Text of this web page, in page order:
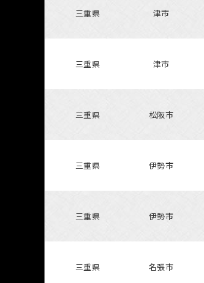
三重県 津市
三重県 津市
三重県 松阪市
三重県 伊勢市
三重県 伊勢市
三重県 名張市